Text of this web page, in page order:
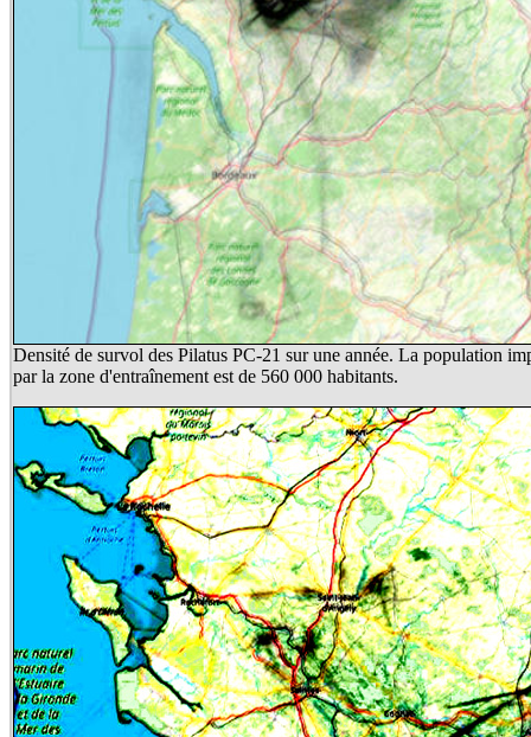
Densité de survol des Pilatus PC-21 sur une année. La population
par la zone d'entraînement est de 560 000 habitants.